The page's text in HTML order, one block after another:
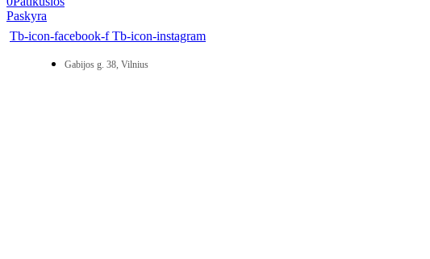
Paskyra
Tb-icon-facebook-f Tb-icon-instagram
Gabijos g. 38, Vilnius